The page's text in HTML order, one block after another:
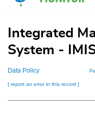
Integrated
System -
Data Policy
[ report an error in this record ]